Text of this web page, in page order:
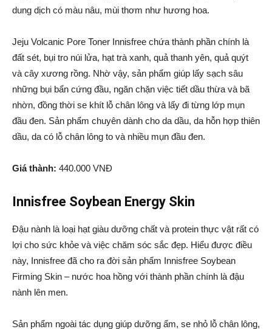
dung dịch có màu nâu, mùi thơm như hương hoa.
Jeju Volcanic Pore Toner Innisfree chứa thành phần chính là
đất sét, bụi tro núi lửa, hạt trà xanh, quả thanh yên, quả quýt
và cây xương rồng. Nhờ vậy, sản phẩm giúp lấy sạch sâu
những bụi bẩn cứng đầu, ngăn chặn việc tiết dầu thừa và bã
nhờn, đồng thời se khít lỗ chân lông và lấy đi từng lớp mụn
đầu đen. Sản phẩm chuyên dành cho da dầu, da hỗn hợp thiên
dầu, da có lỗ chân lông to và nhiều mụn đầu đen.
Giá thành: 440.000 VNĐ
Innisfree Soybean Energy Skin
Đậu nành là loại hạt giàu dưỡng chất và protein thực vật rất có
lợi cho sức khỏe và việc chăm sóc sắc đẹp. Hiểu được điều
này, Innisfree đã cho ra đời sản phẩm Innisfree Soybean
Firming Skin – nước hoa hồng với thành phần chính là đậu
nành lên men.
Sản phẩm ngoài tác dụng giúp dưỡng ẩm, se nhỏ lỗ chân lông,